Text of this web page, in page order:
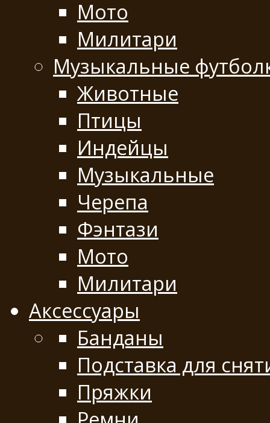
Мото
Милитари
Музыкальные
Животные
Птицы
Индейцы
Музыкальные
Черепа
Фэнтази
Мото
Милитари
Аксессуары
Банданы
Подставка для
Пряжки